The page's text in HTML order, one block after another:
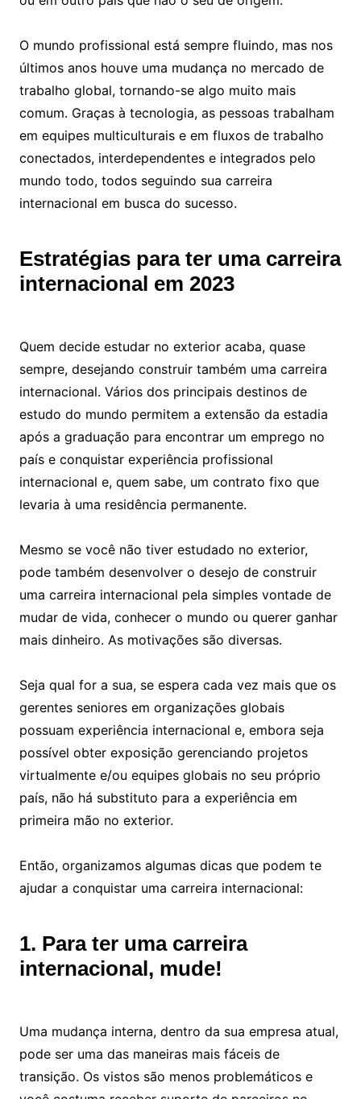
O mundo profissional está sempre fluindo, mas nos
últimos anos houve uma mudança no mercado de
trabalho global, tornando-se algo muito mais
comum. Graças à tecnologia, as pessoas trabalham
em equipes multiculturais e em fluxos de trabalho
conectados, interdependentes e integrados pelo
mundo todo, todos seguindo sua carreira
internacional em busca do sucesso.
Estratégias para ter uma carreira
internacional em 2023
Quem decide estudar no exterior acaba, quase
sempre, desejando construir também uma carreira
internacional. Vários dos principais destinos de
estudo do mundo permitem a extensão da estadia
após a graduação para encontrar um emprego no
país e conquistar experiência profissional
internacional e, quem sabe, um contrato fixo que
levaria à uma residência permanente.
Mesmo se você não tiver estudado no exterior,
pode também desenvolver o desejo de construir
uma carreira internacional pela simples vontade de
mudar de vida, conhecer o mundo ou querer ganhar
mais dinheiro. As motivações são diversas.
Seja qual for a sua, se espera cada vez mais que os
gerentes seniores em organizações globais
possuam experiência internacional e, embora seja
possível obter exposição gerenciando projetos
virtualmente e/ou equipes globais no seu próprio
país, não há substituto para a experiência em
primeira mão no exterior.
Então, organizamos algumas dicas que podem te
ajudar a conquistar uma carreira internacional:
1. Para ter uma carreira
internacional, mude!
Uma mudança interna, dentro da sua empresa atual,
pode ser uma das maneiras mais fáceis de
transição. Os vistos são menos problemáticos e